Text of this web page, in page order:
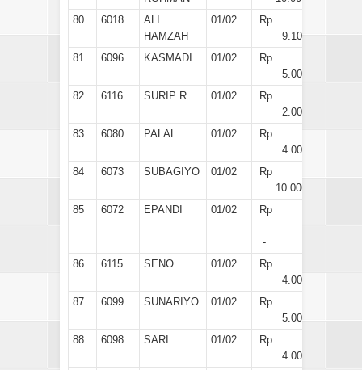
80
6018
ALI
HAMZAH
01/02
Rp
9.100
81
6096 KASMADI 01/02
Rp
5.000
82
6116 SURIP R. 01/02
Rp
2.000
83
6080 PALAL 01/02
Rp
4.000
84
6073 SUBAGIYO 01/02
Rp
10.000
85
6072 EPANDI 01/02 Rp
-
86
6115 SENO 01/02
Rp
4.000
87
6099 SUNARIYO 01/02
Rp
5.000
88
6098 SARI 01/02
Rp
4.000